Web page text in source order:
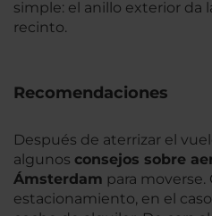
simple: el anillo exterior da
recinto.
Recomendaciones
Después de aterrizar el
algunos consejos sobre
Ámsterdam para
estacionamiento, en el